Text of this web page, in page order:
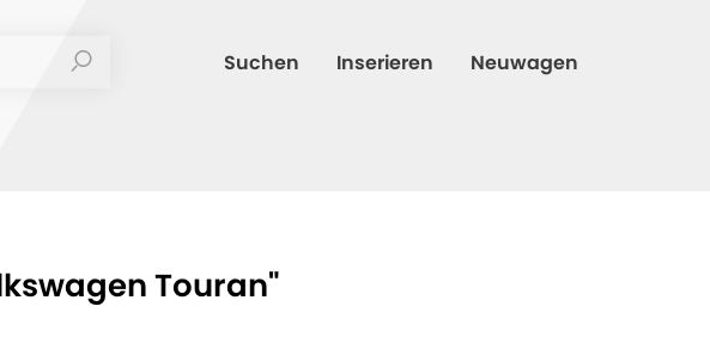
Suchen Inserieren Neuwagen
Touran"